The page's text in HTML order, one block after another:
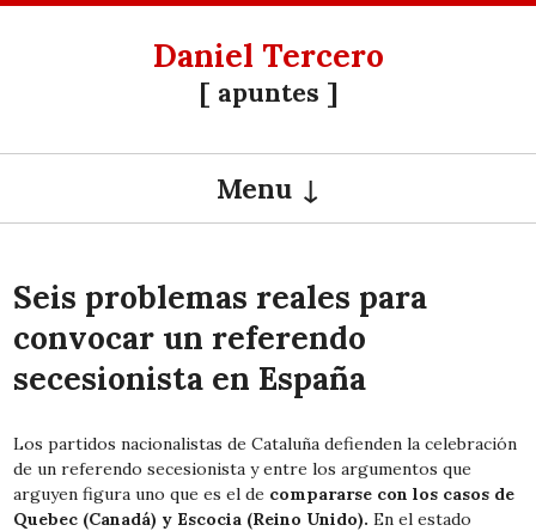
Daniel Tercero
[ apuntes ]
Menu
Seis problemas reales para
convocar un referendo
secesionista en España
Los partidos nacionalistas de Cataluña defienden la celebración
de un referendo secesionista y entre los argumentos que
arguyen figura uno que es el de compararse con los casos de
Quebec (Canadá) y Escocia (Reino Unido). En el estado